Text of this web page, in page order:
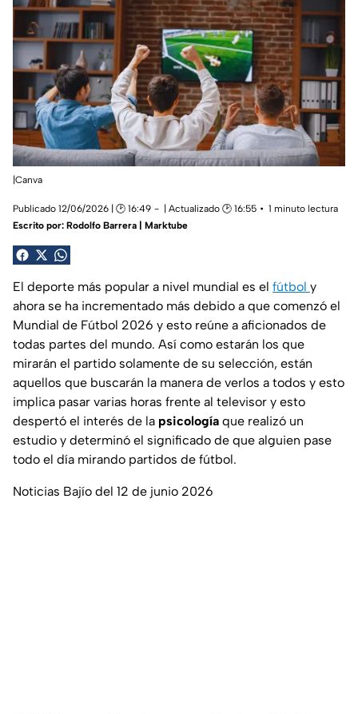
|Canva
Publicado 12/06/2026 | 🕑 16:49 | Actualizado 🕑 16:55
1 minuto lectura
Escrito por: Rodolfo Barrera | Marktube
El deporte más popular a nivel mundial es el fútbol y
ahora se ha incrementado más debido a que comenzó el
Mundial de Fútbol 2026 y esto reúne a aficionados de
todas partes del mundo. Así como estarán los que
mirarán el partido solamente de su selección, están
aquellos que buscarán la manera de verlos a todos y esto
implica pasar varias horas frente al televisor y esto
despertó el interés de la psicología que realizó un
estudio y determinó el significado de que alguien pase
todo el día mirando partidos de fútbol.
Noticias Bajío del 12 de junio 2026